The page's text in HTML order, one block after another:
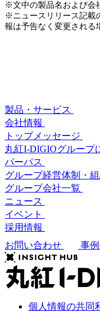
※文中の製品名および会
※ニュースリリース記載
報は予告なく変更される
製品・サービス
会社情報
トップメッセージ
丸紅I-DIGIOグループ
パーパス
グループ経営体制・組
グループ会社一覧
ニュース
イベント
採用情報
お問い合わせ
事
個人情報の共同